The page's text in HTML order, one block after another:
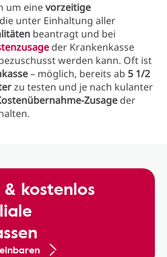
um einevorzeitige
unter Einhaltung aller
beantragt und bei
der Krankenkasse
werden kann. Oft ist
– möglich, bereits ab 5 1/2
zu testen und je nach kulanter
Zusage der
kostenlos